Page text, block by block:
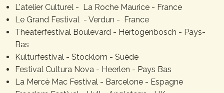
L'atelier Culturel - La Roche Maurice - France
Le Grand Festival - Verdun - France
Theaterfestival Boulevard - Hertogenbosch - Pays-
Bas
Kulturfestival - Stocklom - Suède
Festival Cultura Nova - Heerlen - Pays Bas
La Mercè Mac Festival - Barcelone - Espagne